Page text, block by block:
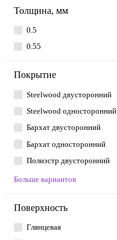
Толщина, мм
0.5
0.55
Покрытие
Steelwood двусторонний
Steelwood односторонний
Бархат двусторонний
Бархат односторонний
Полиэстр двусторонний
Больше вариантов
Поверхность
Глянцевая